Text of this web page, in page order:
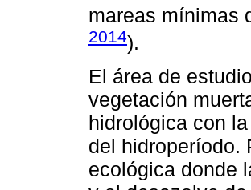
mareas mínimas
2014).
El área de
vegetación
hidrológica con
del hidroperíodo.
ecológica donde